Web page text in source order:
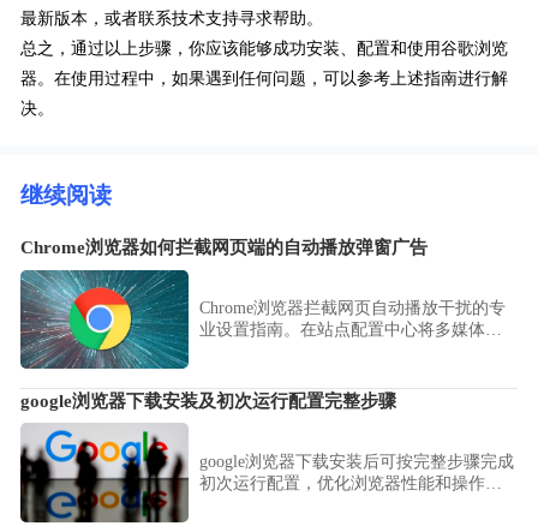
最新版本，或者联系技术支持寻求帮助。
总之，通过以上步骤，你应该能够成功安装、配置和使用谷歌浏览
器。在使用过程中，如果遇到任何问题，可以参考上述指南进行解
决。
继续阅读
Chrome浏览器如何拦截网页端的自动播放弹窗广告
Chrome浏览器拦截网页自动播放干扰的专
业设置指南。在站点配置中心将多媒体自
google浏览器下载安装及初次运行配置完整步骤
google浏览器下载安装后可按完整步骤完成
初次运行配置，优化浏览器性能和操作流